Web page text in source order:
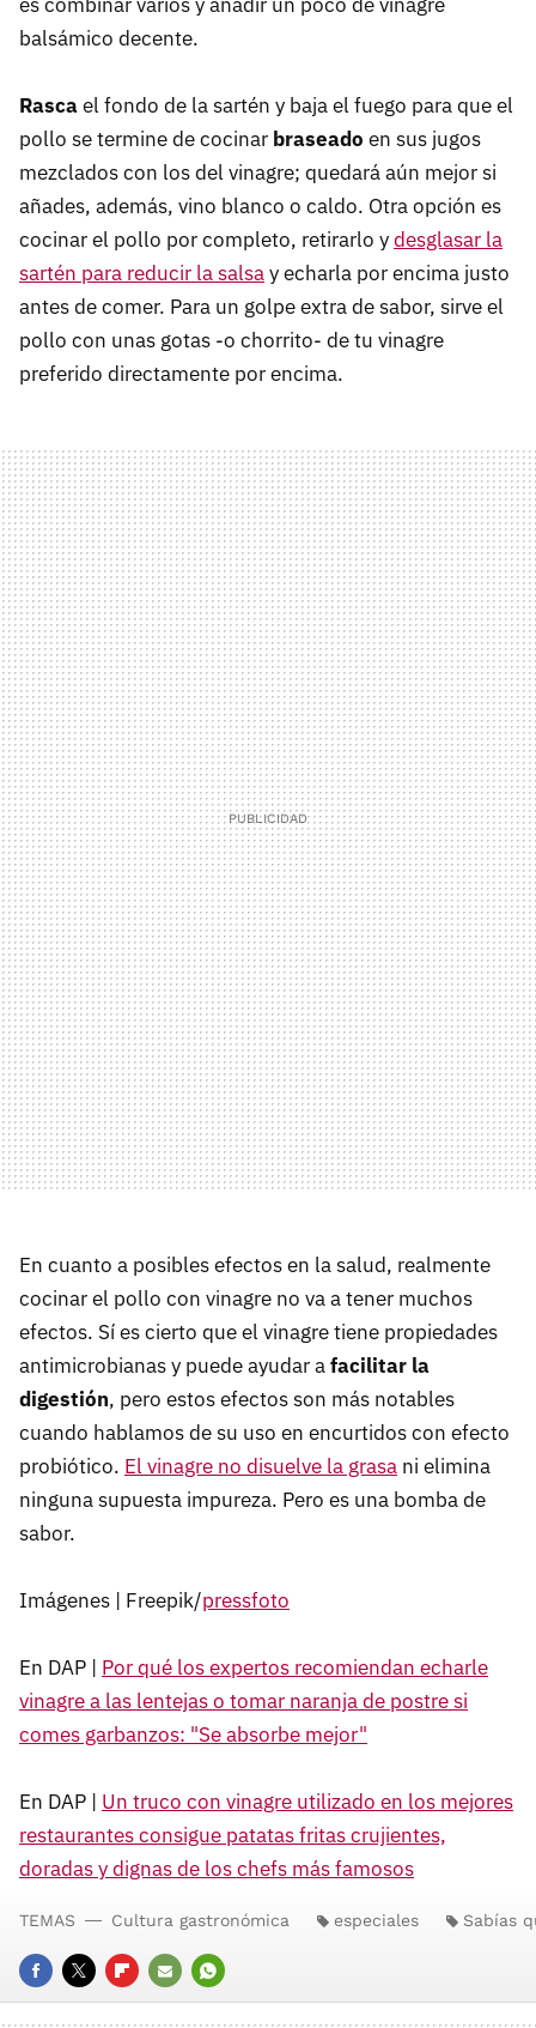
balsámico decente.
Rascael fondo de la sartén y baja el fuego para que el
pollo se termine de cocinar braseado en sus jugos
mezclados con los del vinagre; quedará aún mejor si
añades, además, vino blanco o caldo. Otra opción es
cocinar el pollo por completo, retirarlo ydesglasar la
sartén para reducir la salsay echarla por encima justo
antes de comer. Para un golpe extra de sabor, sirve el
pollo con unas gotas -o chorrito- de tu vinagre
preferido directamente por encima.
En cuanto a posibles efectos en la salud, realmente
cocinar el pollo con vinagre no va a tener muchos
efectos. Sí es cierto que el vinagre tiene propiedades
antimicrobianas y puede ayudar afacilitar la
digestión, pero estos efectos son más notables
cuando hablamos de su uso en encurtidos con efecto
probiótico. El vinagre no disuelve la grasa ni elimina
ninguna supuesta impureza. Pero es una bomba de
sabor.
Imágenes | Freepik/pressfoto
En DAP | Por qué los expertos recomiendan echarle
vinagre a las lentejas o tomar naranja de postre si
comes garbanzos: "Se absorbe mejor"
En DAP | Un truco con vinagre utilizado en los mejores
restaurantes consigue patatas fritas crujientes,
doradas y dignas de los chefs más famosos
FACEBOOK
TWITTERFLIPBOARD
E-
WHATSAPP
TEMAS Cultura gastronómica especiales Sabías